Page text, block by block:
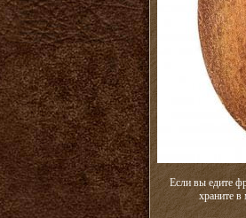
Если вы едите
храните в